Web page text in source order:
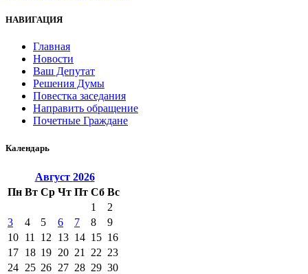
НАВИГАЦИЯ
Главная
Новости
Ваш Депутат
Решения Думы
Повестка заседания
Направить обращение
Почетные Граждане
Календарь
Август 2026
Пн Вт Ср Чт Пт Сб Вс
1
2
3
4 5 6 7 8
9
10 11 12 13 14 15 16
17 18 19 20 21 22 23
24 25 26 27 28 29 30